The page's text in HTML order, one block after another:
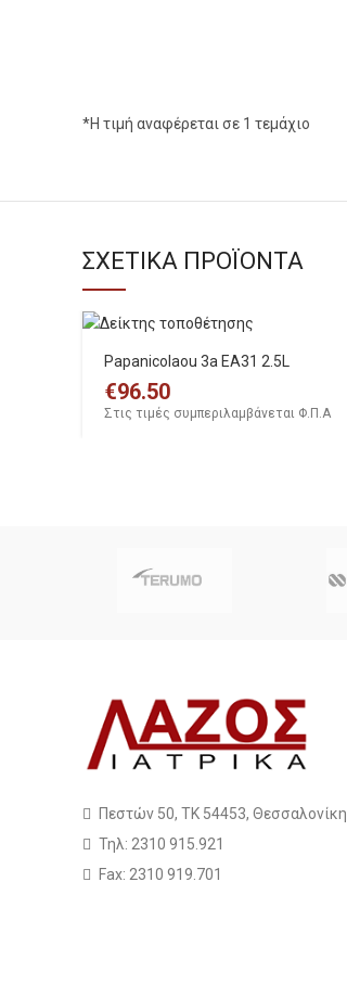
*Η τιμή αναφέρεται σε 1 τεμάχιο
ΣΧΕΤΙΚΑ ΠΡΟΪΟΝΤΑ
Papanicolaou 3a EA31 2.5L
€96.50
Στις τιμές συμπεριλαμβάνεται Φ.Π.Α
Πεστών 50, ΤΚ 54453, Θεσσαλονίκη
Τηλ: 2310 915.921
Fax: 2310 919.701